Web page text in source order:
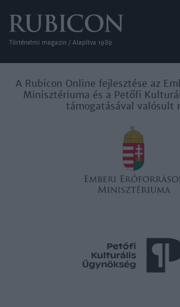
Történelmi magazin / Alapítva 1989
A Rubicon Online fejlesztése az
Minisztériuma és a Petőfi
támogatásával valósult